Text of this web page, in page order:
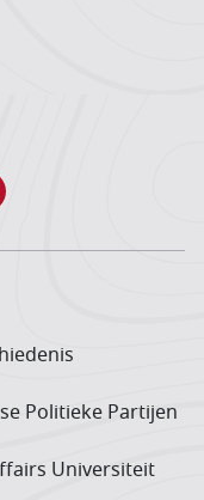
Politieke Partijen
Universiteit